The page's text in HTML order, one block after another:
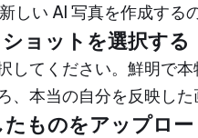
しい AI 写真を作成する
ョットを選択する
してください。鮮明で
、本当の自分を反映し
ものをアップロー